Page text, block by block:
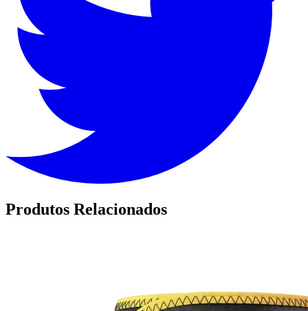
Produtos Relacionados